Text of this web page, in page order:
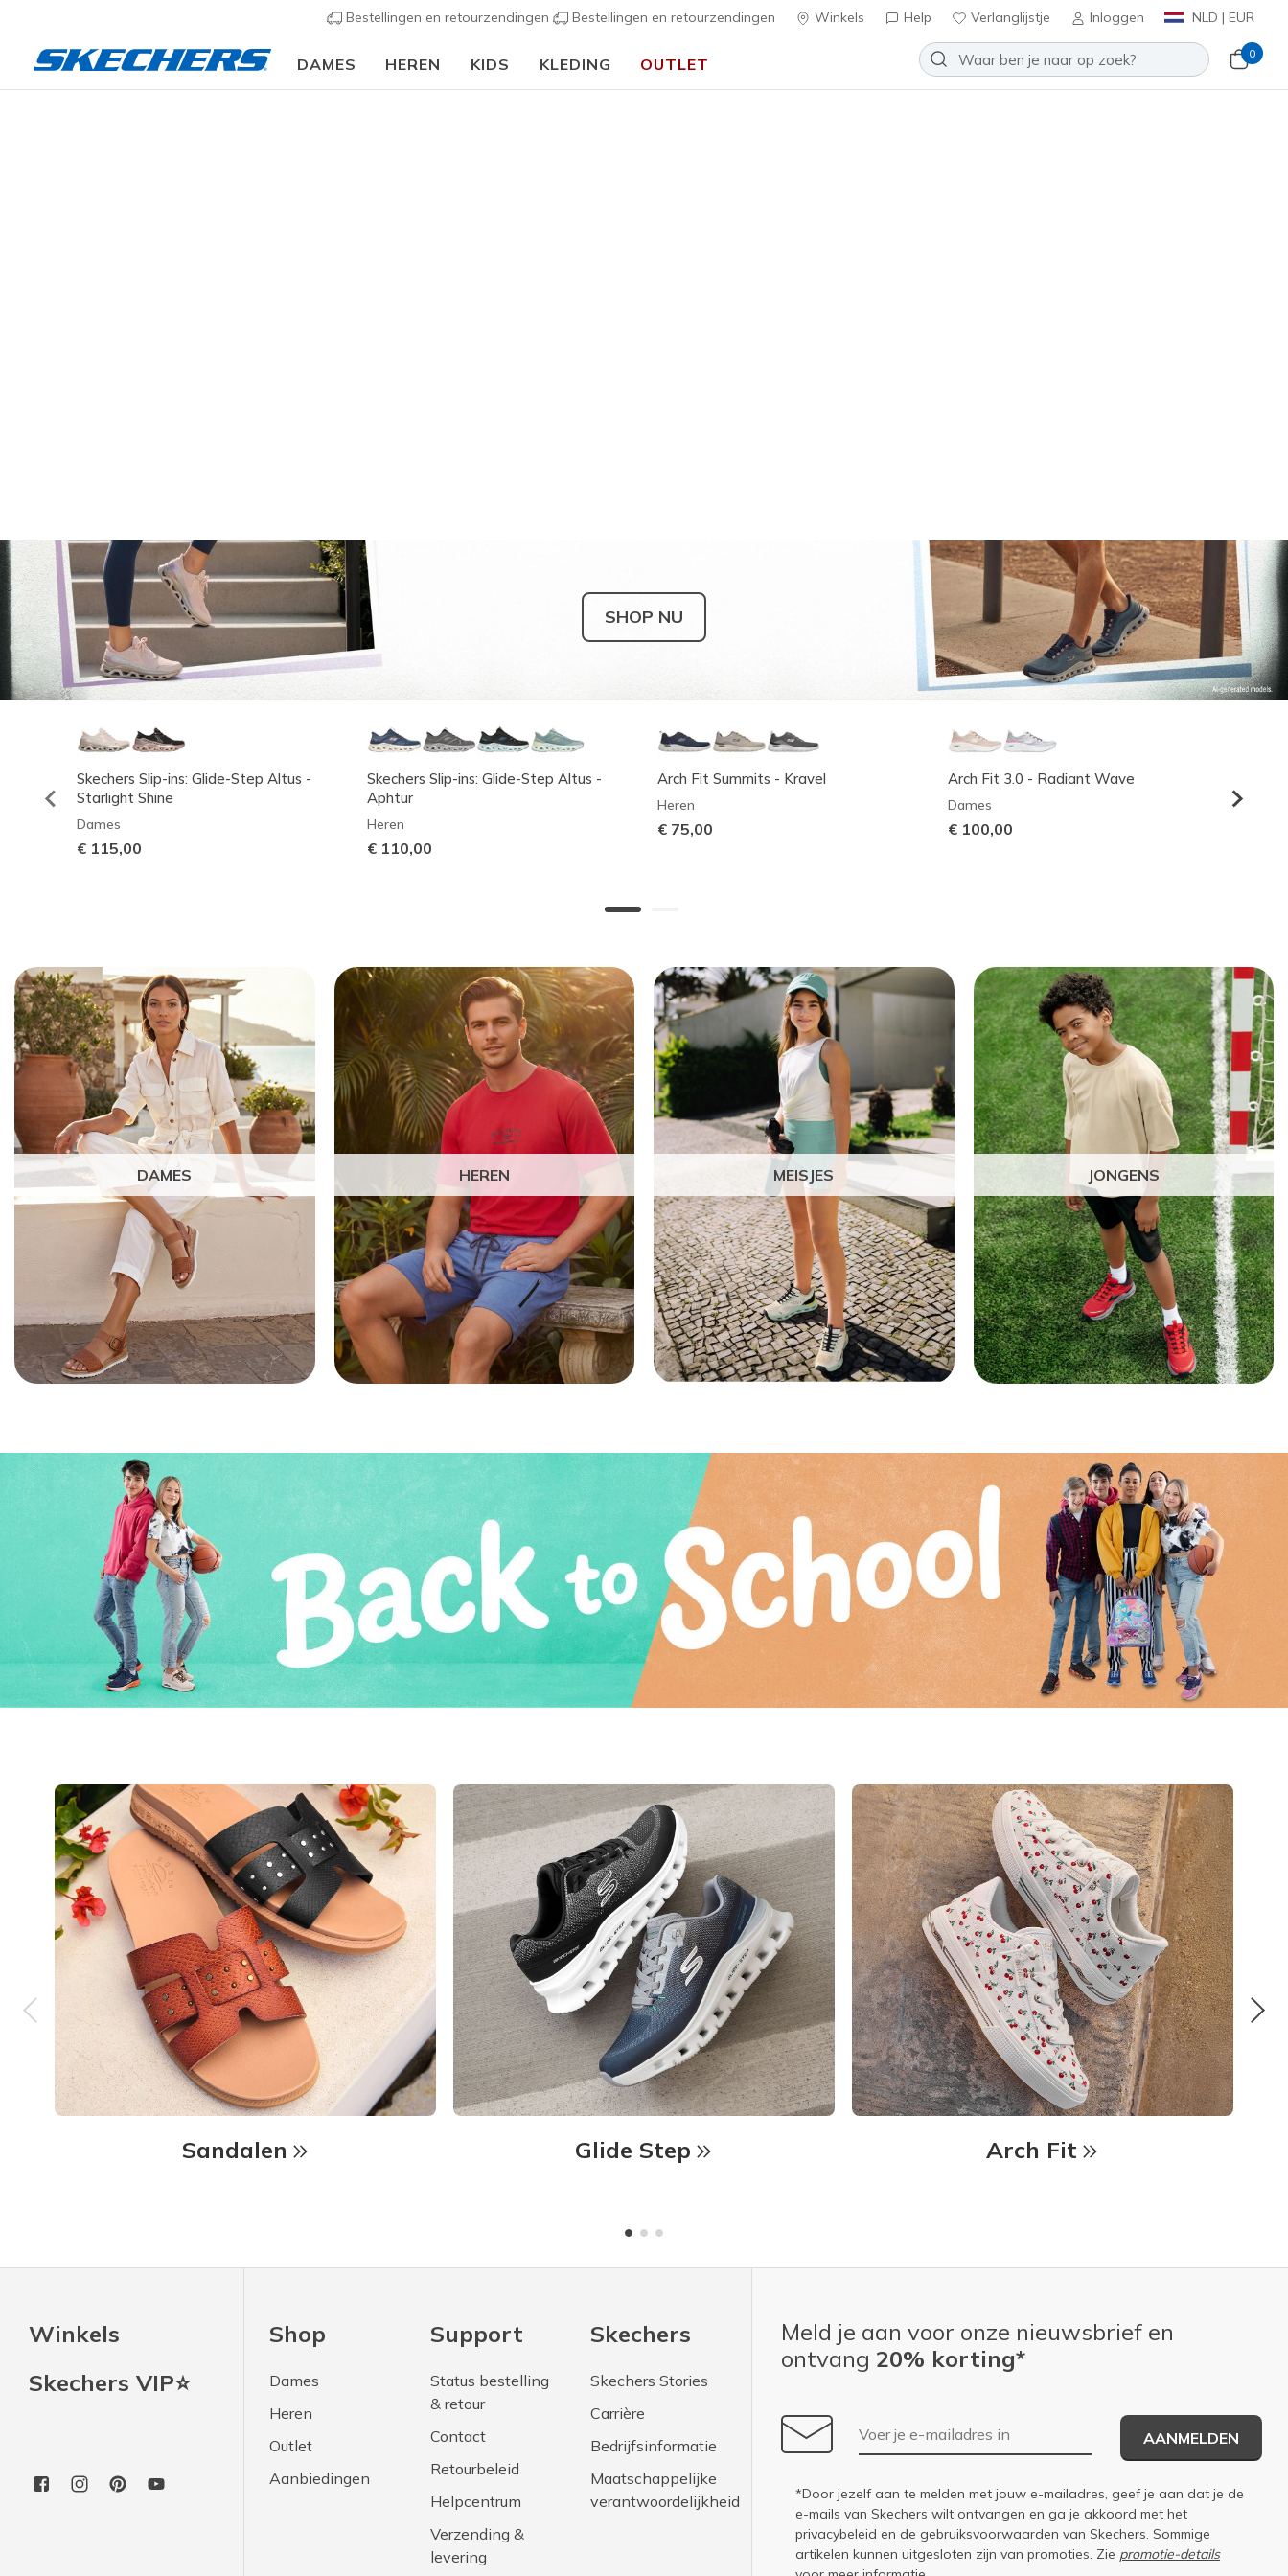
Bestellingen en retourzendingen Bestellingen en retourzendingen Winkels Help Verlanglijstje Inloggen NLD | EUR
DAMES HEREN KIDS KLEDING OUTLET
0
SHOP NU
Skechers Slip-ins: Glide-Step Altus -
Starlight Shine
Dames
€ 115,00
Skechers Slip-ins: Glide-Step Altus -
Aphtur
Heren
€ 110,00
Arch Fit Summits - Kravel
Heren
€ 75,00
Arch Fit 3.0 - Radiant Wave
Dames
€ 100,00
Heren
DAMES HEREN MEISJES JONGENS
Sandalen Glide Step Arch Fit
Winkels
Skechers VIP⭐
Shop
Dames
Heren
Outlet
Aanbiedingen
Support
Status bestelling
& retour
Contact
Retourbeleid
Helpcentrum
Verzending &
levering
Skechers
Skechers Stories
Carrière
Bedrijfsinformatie
Maatschappelijke
verantwoordelijkheid
Meld je aan voor onze nieuwsbrief en
ontvang 20% korting*
E-mailadres
AANMELDEN
*Door jezelf aan te melden met jouw e-mailadres, geef je aan dat je de
e-mails van Skechers wilt ontvangen en ga je akkoord met het
privacybeleid en de gebruiksvoorwaarden van Skechers. Sommige
artikelen kunnen uitgesloten zijn van promoties. Zie promotie-details